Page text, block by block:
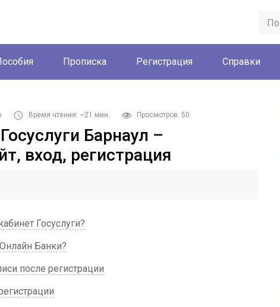
Прописка Регистрация Справки
Время чтения: ~21 мин. Просмотров: 50
Барнаул –
вход, регистрация
Госуслуги?
Банки?
после регистрации